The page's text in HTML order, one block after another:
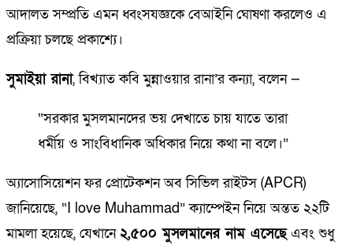
আদালত সম্প্রতি এমন ধ্বংসযজ্ঞকে বেআইনি ঘোষণা করলেও এ
প্রক্রিয়া চলছে প্রকাশ্যে।
সুমাইয়া রানা, বিখ্যাত কবি মুন্নাওয়ার রানা’র কন্যা, বলেন —
“সরকার মুসলমানদের ভয় দেখাতে চায় যাতে তারা
ধর্মীয় ও সাংবিধানিক অধিকার নিয়ে কথা না বলে।”
অ্যাসোসিয়েশন ফর প্রোটেকশন অব সিভিল রাইটস (APCR)
জানিয়েছে, “I love Muhammad” ক্যাম্পেইন নিয়ে অন্তত ২২টি
মামলা হয়েছে, যেখানে ২,৫০০ মুসলমানের নাম এসেছেএবং শুধু